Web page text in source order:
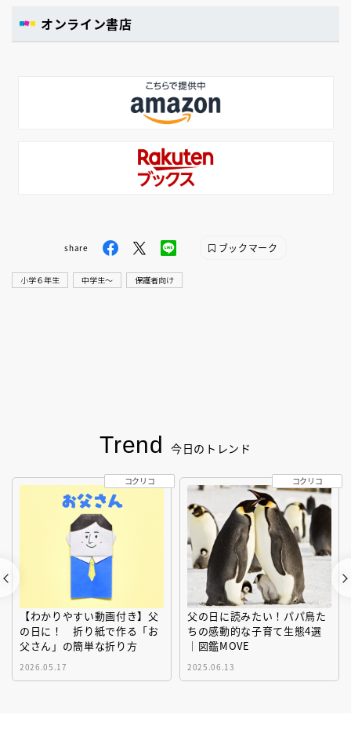
オンライン書店
share ブックマーク
小学６年生 中学生〜 保護者向け
Trend 今日のトレンド
【わかりやすい動画付き】父
の日に！ 折り紙で作る「お
父さん」の簡単な折り方
2026.05.17
コクリコ
父の日に読みたい！パパ鳥た
ちの感動的な子育て生態4選
｜図鑑MOVE
2025.06.13
コクリコ